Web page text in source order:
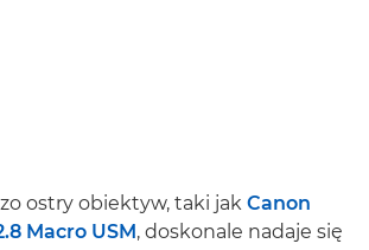
ostry obiektyw, taki jak Canon
Macro USM, doskonale nadaje się